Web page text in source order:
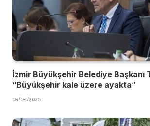
İzmir Büyükşehir Belediye Başkanı
“Büyükşehir kale üzere ayakta”
04/04/2025